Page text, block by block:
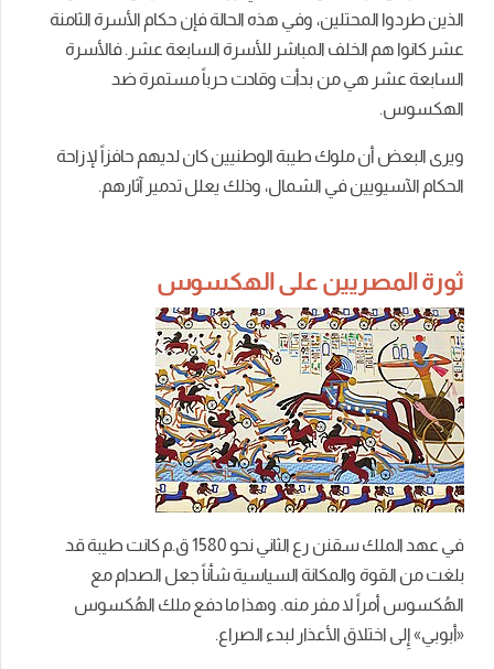
الذين طردوا المحتلين، وفي هذه الحالة فإن حكام الأسرة الثامنة
عشر كانوا هم الخلف المباشر للأسرة السابعة عشر. فالأسرة
السابعة عشر هي من بدأت وقادت حرباً مستمرة ضد
الهكسوس.
ويرى البعض أن ملوك طيبة الوطنيين كان لديهم حافزاً لإزاحة
الحكام الآسيويين في الشمال، وذلك يعلل تدمير آثارهم.
ثورة المصريين على الهكسوس
في عهد الملك سقنن رع الثاني نحو 1580 ق.م كانت طيبة قد
بلغت من القوة والمكانة السياسية شأناً جعل الصدام مع
الهُكسوس أمراً لا مفر منه. وهذا ما دفع ملك الهُكسوس
«أبوبي» إِلى اختلاق الأعذار لبدء الصراع.